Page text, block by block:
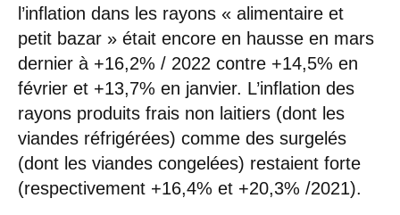
l’inflation dans les rayons « alimentaire et
petit bazar » était encore en hausse en mars
dernier à +16,2% / 2022 contre +14,5% en
février et +13,7% en janvier. L’inflation des
rayons produits frais non laitiers (dont les
viandes réfrigérées) comme des surgelés
(dont les viandes congelées) restaient forte
(respectivement +16,4% et +20,3% /2021).